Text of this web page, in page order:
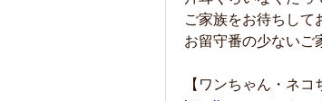
ご家族をお待ちして
お留守番の少ないご
【ワンちゃん・ネコ